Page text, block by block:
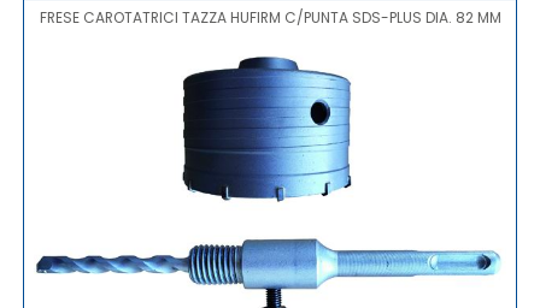
FRESE CAROTATRICI TAZZA HUFIRM C/PUNTA SDS-PLUS DIA. 82 MM